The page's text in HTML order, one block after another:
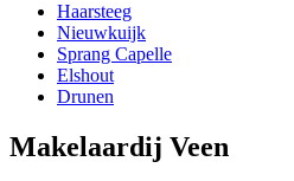
Haarsteeg
Nieuwkuijk
Sprang Capelle
Elshout
Drunen
Makelaardij Veen